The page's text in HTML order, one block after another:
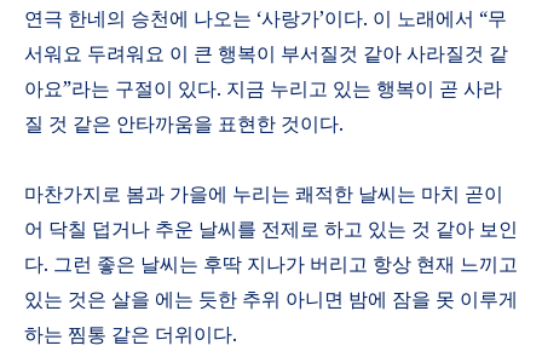
연극 한네의 승천에 나오는 ‘사랑가’이다. 이 노래에서 “무
서워요 두려워요 이 큰 행복이 부서질것 같아 사라질것 같
아요”라는 구절이 있다. 지금 누리고 있는 행복이 곧 사라
질 것 같은 안타까움을 표현한 것이다.
마찬가지로 봄과 가을에 누리는 쾌적한 날씨는 마치 곧이
어 닥칠 덥거나 추운 날씨를 전제로 하고 있는 것 같아 보인
다. 그런 좋은 날씨는 후딱 지나가 버리고 항상 현재 느끼고
있는 것은 살을 에는 듯한 추위 아니면 밤에 잠을 못 이루게
하는 찜통 같은 더위이다.